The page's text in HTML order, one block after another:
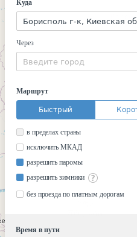
Куда
Через
Маршрут
Быстрый
в пределах страны
исключить МКАД
разрешить паромы
разрешить зимники
без проезда по платным дорогам
Время в пути